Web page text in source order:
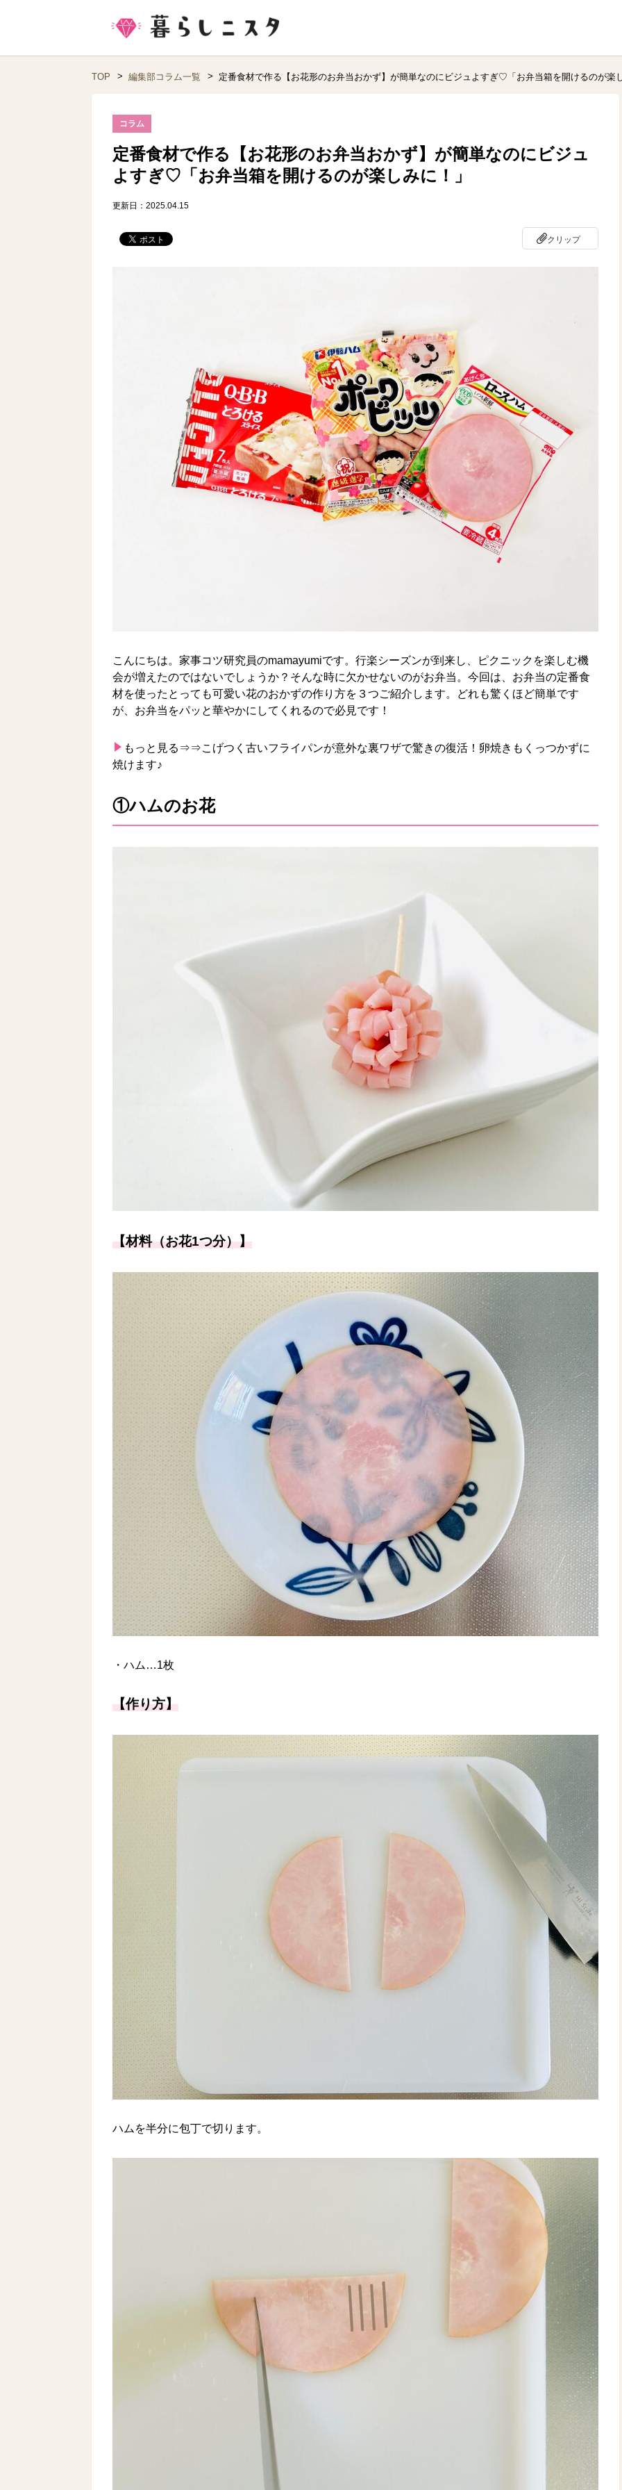
TOP 編集部コラム一覧 定番食材で作る【お花形のお弁当おかず】が簡単なのにビジュよすぎ♡「お弁当箱を開けるのが楽
コラム
定番食材で作る【お花形のお弁当おかず】が簡単なのにビジュ
よすぎ♡「お弁当箱を開けるのが楽しみに！」
更新日：2025.04.15
クリップ
こんにちは。家事コツ研究員のmamayumiです。行楽シーズンが到来し、ピクニックを楽しむ機
会が増えたのではないでしょうか？そんな時に欠かせないのがお弁当。今回は、お弁当の定番食
材を使ったとっても可愛い花のおかずの作り方を３つご紹介します。どれも驚くほど簡単です
が、お弁当をパッと華やかにしてくれるので必見です！
もっと見る⇒⇒こげつく古いフライパンが意外な裏ワザで驚きの復活！卵焼きもくっつかずに
焼けます♪
①ハムのお花
【材料（お花1つ分）】
・ハム…1枚
【作り方】
ハムを半分に包丁で切ります。